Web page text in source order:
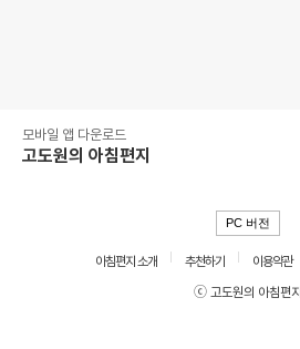
모바일 앱 다운로드
고도원의 아침편지
PC 버전
아침편지 소개 추천하기 이용약관
ⓒ 고도원의 아침편지